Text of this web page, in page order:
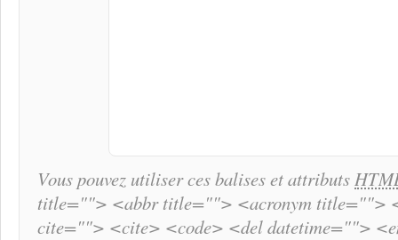
Vous pouvez utiliser ces balises et attributs
title=""> <abbr title=""> <acronym title="">
cite=""> <cite> <code> <del datetime="">